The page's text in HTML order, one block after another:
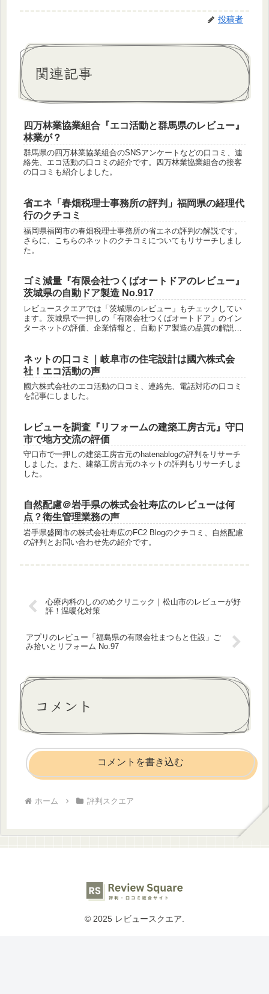
投稿者
関連記事
四万林業協業組合『エコ活動と群馬県のレビュー』
林業が？
群馬県の四万林業協業組合のSNSアンケートなどの口コミ、連
絡先、エコ活動の口コミの紹介です。四万林業協業組合の接客
の口コミも紹介しました。
省エネ「春畑税理士事務所の評判」福岡県の経理代
行のクチコミ
福岡県福岡市の春畑税理士事務所の省エネの評判の解説です。
さらに、こちらのネットのクチコミについてもリサーチしまし
た。
ゴミ減量『有限会社つくばオートドアのレビュー』
茨城県の自動ドア製造 No.917
レビュースクエアでは「茨城県のレビュー」もチェックしてい
ます。茨城県で一押しの「有限会社つくばオートドア」のイン
ターネットの評価、企業情報と、自動ドア製造の品質の解説で
ネットの口コミ｜岐阜市の住宅設計は國六株式会
社！エコ活動の声
國六株式会社のエコ活動の口コミ、連絡先、電話対応の口コミ
を記事にしました。
レビューを調査『リフォームの建築工房古元』守口
市で地方交流の評価
守口市で一押しの建築工房古元のhatenablogの評判をリサーチ
しました。また、建築工房古元のネットの評判もリサーチしま
した。
自然配慮＠岩手県の株式会社寿広のレビューは何
点？衛生管理業務の声
岩手県盛岡市の株式会社寿広のFC2 Blogのクチコミ、自然配慮
の評判とお問い合わせ先の紹介です。
心療内科のしののめクリニック｜松山市のレビューが好
評！温暖化対策
アプリのレビュー「福島県の有限会社まつもと住設」ご
み拾いとリフォーム No.97
コメント
コメントを書き込む
ホーム 評判スクエア
© 2025 レビュースクエア.